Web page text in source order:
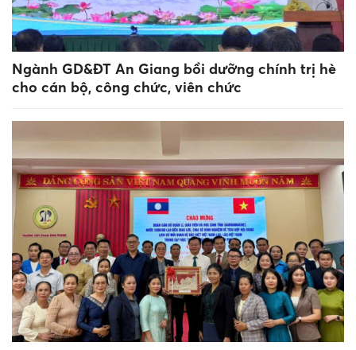
Ngành GD&ĐT An Giang bồi dưỡng chính trị hè
cho cán bộ, công chức, viên chức